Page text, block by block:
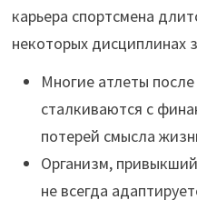
карьера спортсмена
некоторых дисциплинах
Многие атлеты
сталкиваются с
потерей смысла
Организм,
не всегда